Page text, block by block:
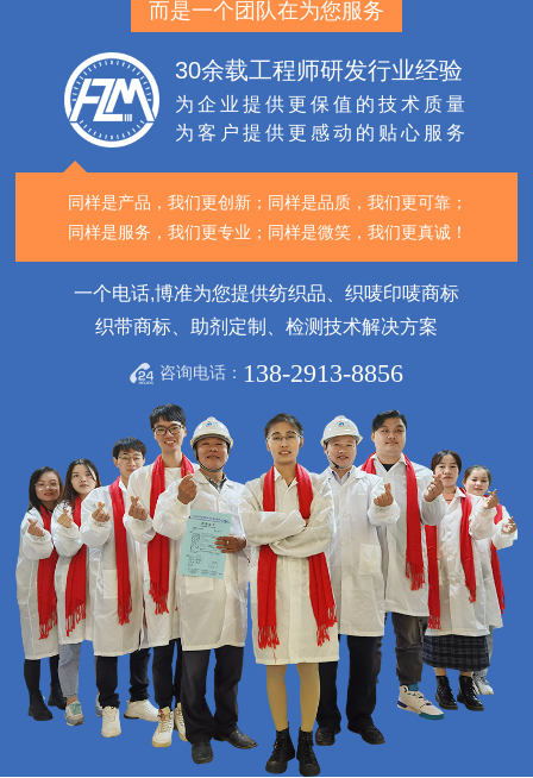
而是一个团队在为您服务
30余载工程师研发行业经验
为企业提供更保值的技术质量
为客户提供更感动的贴心服务
同样是产品，我们更创新； 同样是品质，我们更可靠；
同样是服务，我们更专业； 同样是微笑，我们更真诚！
一个电话,博准为您提供纺织品、织唛印唛商标
织带商标、助剂定制、检测技术解决方案
咨询电话： 138-2913-8856